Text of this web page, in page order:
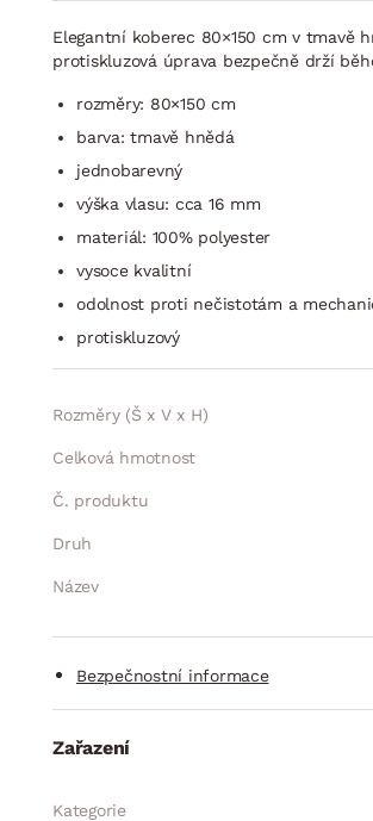
Elegantní koberec 80×150 cm v tmavě
protiskluzová úprava bezpečně drží
rozměry: 80×150 cm
barva: tmavě hnědá
jednobarevný
výška vlasu: cca 16 mm
materiál: 100% polyester
vysoce kvalitní
odolnost proti nečistotám a
protiskluzový
Rozměry (Š x V x H)
Celková hmotnost
Č. produktu
Druh
Název
Bezpečnostní informace
Zařazení
Kategorie